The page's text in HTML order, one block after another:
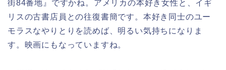
街84番地』ですかね。アメリカの本好き女性と、イギ
リスの古書店員との往復書簡です。本好き同士のユー
モラスなやりとりを読めば、明るい気持ちになりま
す。映画にもなっていますね。